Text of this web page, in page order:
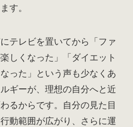
す。
テレビを置いてから「ファ
しくなった」「ダイエット
った」という声も少なくあ
ギーが、理想の自分へと近
るからです。自分の見た目
動範囲が広がり、さらに運